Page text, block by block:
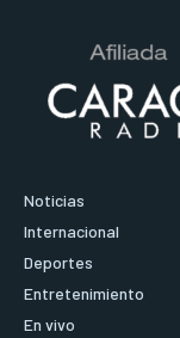
Noticias
Internacional
Deportes
Entretenimiento
En vivo